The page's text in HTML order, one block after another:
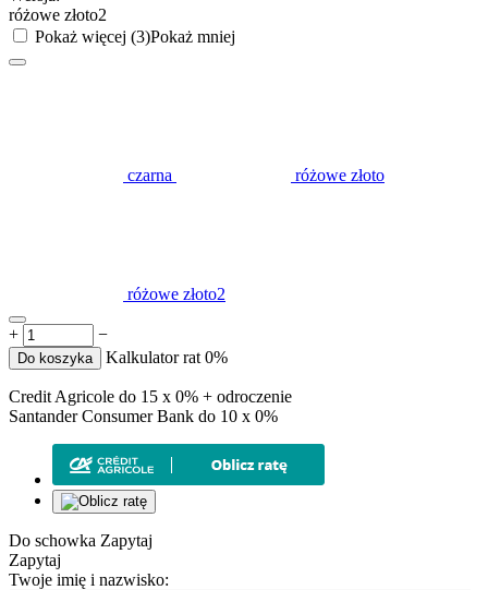
różowe złoto2
Pokaż więcej (3)Pokaż mniej
czarna różowe złoto
różowe złoto2
+ −
Do koszyka Kalkulator rat 0%
Credit Agricole do 15 x 0% + odroczenie
Santander Consumer Bank do 10 x 0%
Do schowka Zapytaj
Zapytaj
Twoje imię i nazwisko: